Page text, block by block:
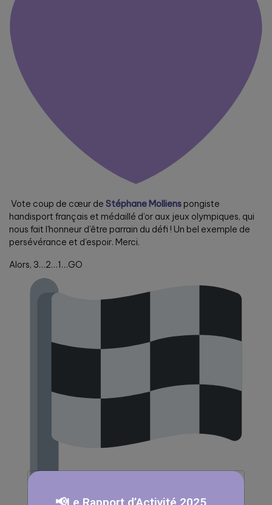
Vote coup de cœur de Stéphane Molliens pongiste
handisport français et médaillé d’or aux jeux olympiques, qui
nous fait l’honneur d’être parrain du défi ! Un bel exemple de
persévérance et d’espoir. Merci.
Alors, 3…2…1…GO